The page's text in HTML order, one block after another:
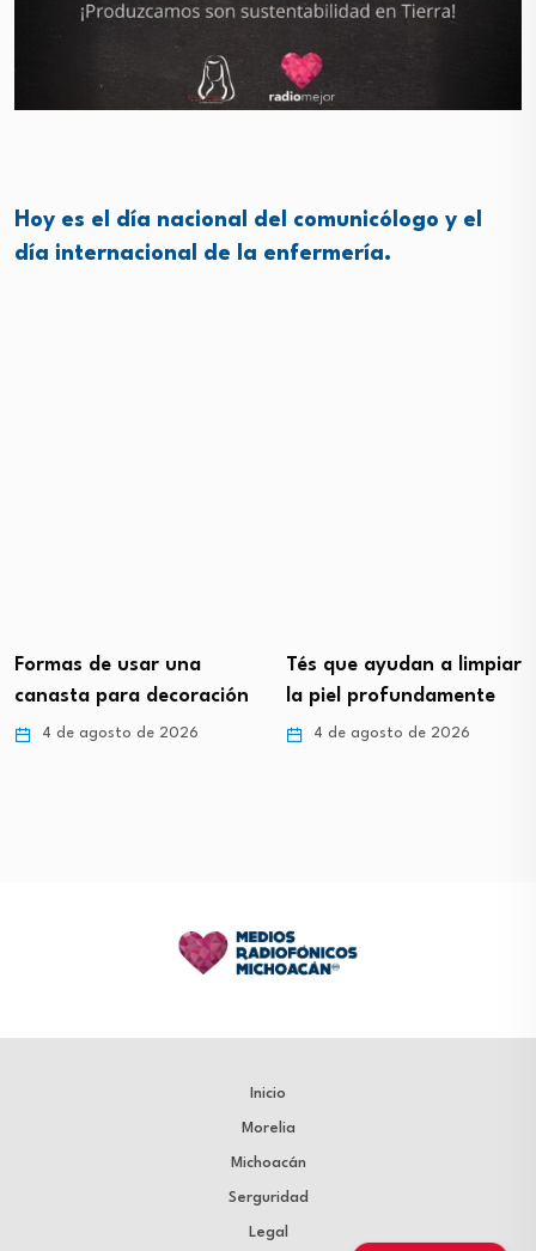
Hoy es el día nacional del comunicólogo y el
día internacional de la enfermería.
Formas de usar una
canasta para decoración
4 de agosto de 2026
Tés que ayudan a limpiar
la piel profundamente
4 de agosto de 2026
Inicio
Morelia
Michoacán
Serguridad
Legal